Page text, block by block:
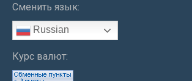
Сменить язык:
Russian
Курс валют: